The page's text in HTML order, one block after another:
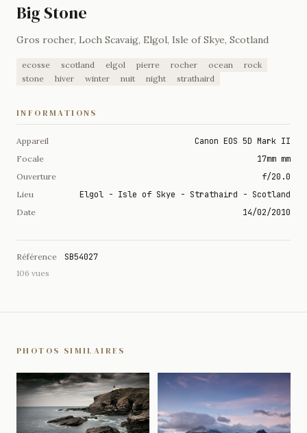
Big Stone
Gros rocher, Loch Scavaig, Elgol, Isle of Skye, Scotland
ecosse scotland elgol pierre rocher ocean
rock
stone
hiver winter nuit night strathaird
INFORMATIONS
Appareil Canon EOS 5D Mark II
Focale 17mm mm
Ouverture f/20.0
Lieu Elgol - Isle of Skye - Strathaird - Scotland
Date 14/02/2010
Référence SB54027
106 vues
PHOTOS SIMILAIRES